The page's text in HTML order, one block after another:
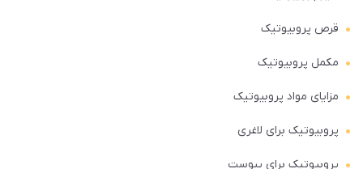
قرص پروبیوتیک
مکمل پروبیوتیک
مزایای مواد پروبیوتیک
پروبیوتیک برای لاغری
پروبیوتیک برای یبوست